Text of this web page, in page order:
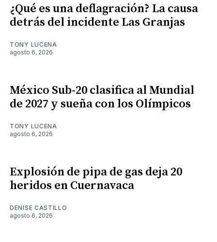
¿Qué es una deflagración? La causa
detrás del incidente Las Granjas
TONY LUCENA
agosto 6, 2026
México Sub-20 clasifica al Mundial
de 2027 y sueña con los Olímpicos
TONY LUCENA
agosto 6, 2026
Explosión de pipa de gas deja 20
heridos en Cuernavaca
DENISE CASTILLO
agosto 6, 2026